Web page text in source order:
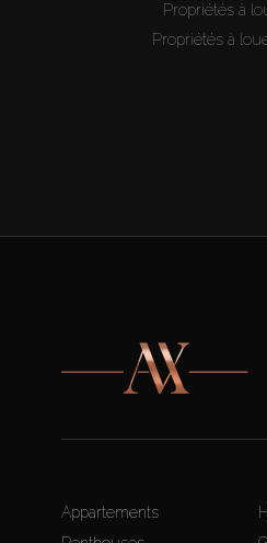
Propriétés à
Propriétés à
Appartements